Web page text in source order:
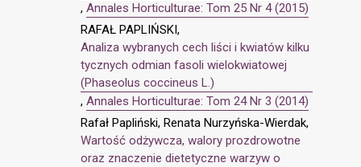
, Annales Horticulturae: Tom 25 Nr 4 (2015)
RAFAŁ PAPLIŃSKI,
Analiza wybranych cech liści i kwiatów kilku
tycznych odmian fasoli wielokwiatowej
(Phaseolus coccineus L.)
, Annales Horticulturae: Tom 24 Nr 3 (2014)
Rafał Papliński, Renata Nurzyńska-Wierdak,
Wartość odżywcza, walory prozdrowotne
oraz znaczenie dietetyczne warzyw o